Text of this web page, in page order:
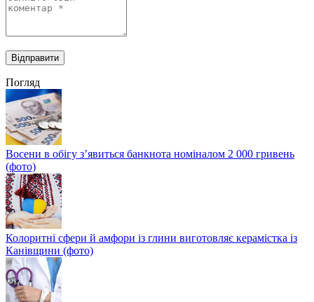
Погляд
Восени в обігу з’явиться банкнота номіналом 2 000 гривень
(фото)
Колоритні сфери й амфори із глини виготовляє керамістка із
Канівщини (фото)